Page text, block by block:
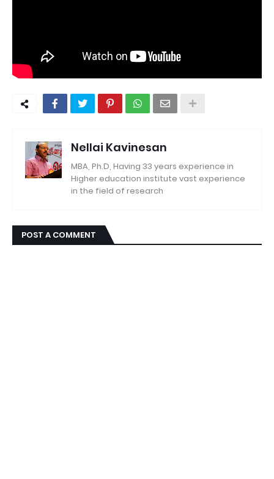
Nellai Kavinesan
MBA, Ph.D, Having 33 years experience in
Higher education institute vast experience
in the field of research
POST A COMMENT